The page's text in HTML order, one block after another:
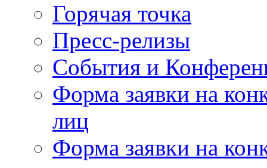
Горячая точка
Пресс-релизы
События и
Форма заявки на
лиц
Форма заявки на